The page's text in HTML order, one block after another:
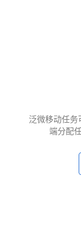
泛微移动任
端分配